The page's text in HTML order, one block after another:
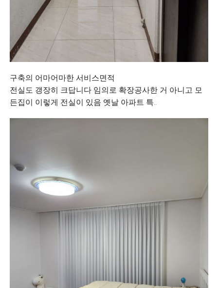
구축의 어마어마한 서비스면적
전실도 갱장히 크답니다 임의로 확장공사한 거 아니고 모
든집이 이렇게 전실이 있음 옛날 아파트 특..